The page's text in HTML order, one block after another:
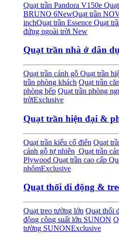
Quạt trần Pandora V150e
BRUNO 6NewQuạt trần
inchQuạt trần Essence Quạt
đứng ngoài trời New
Quạt trần nhà ở dân
Quạt trần cánh gỗ Quạt trần
trần phòng khách Quạt trần
phòng bếp Quạt trần phòng
trờiExclusive
Quạt trần hiện đại &
Quạt trần kiểu cổ điển Quạt
cánh gỗ tự nhiên Quạt trần
Plywood Quạt trần cao cấp
nhômExclusive
Quạt thổi di động &
Quạt treo tường lớn Quạt thổi
động công suất lớn SUNON
tường SUNONExclusive